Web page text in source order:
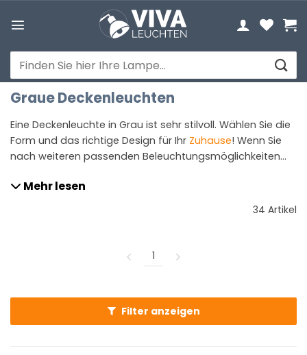
Inhalt
Suchen
nach:
Graue Deckenleuchten
Eine Deckenleuchte in Grau ist sehr stilvoll. Wählen Sie die
Form und das richtige Design für Ihr Zuhause! Wenn Sie
nach weiteren passenden Beleuchtungsmöglichkeiten
Auswahl angrauen Stehlampen
ergänzen Ihre Deckenleuchte perfekt und bringen
eine harmonische Atmosphäre in Ihrem Zuhause.
Mehr lesen
34 Artikel
1
Filter anzeigen